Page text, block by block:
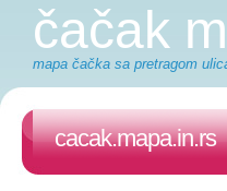
čačak
mapa čačka sa pretragom
cacak.mapa.in.rs